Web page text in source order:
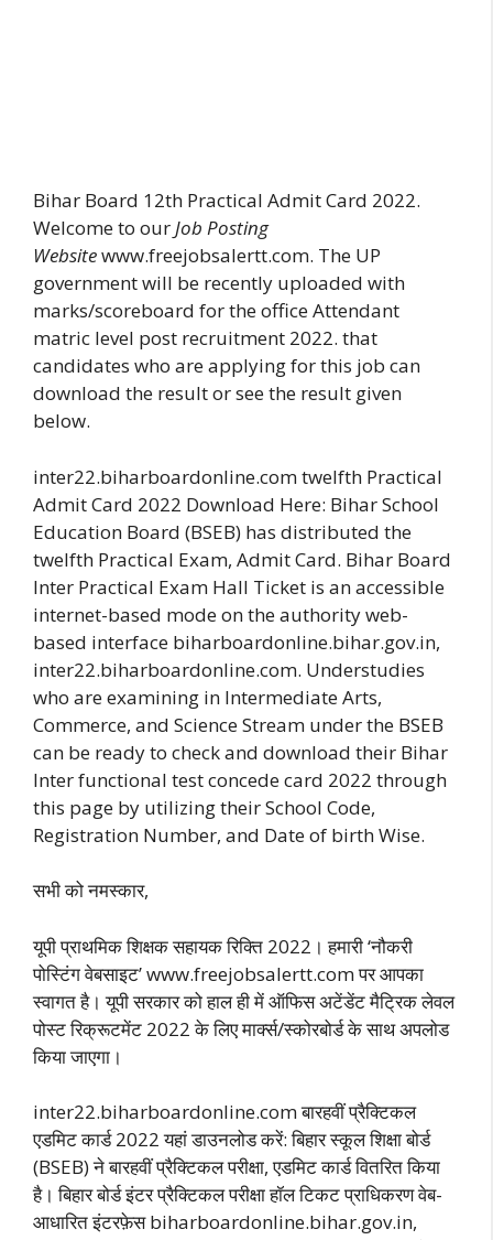
Bihar Board 12th Practical Admit Card 2022.
Welcome to ourJob Posting
Websitewww.freejobsalertt.com. The UP
government will be recently uploaded with
marks/scoreboard for the office Attendant
matric level post recruitment 2022. that
candidates who are applying for this job can
download the result or see the result given
below.
inter22.biharboardonline.com twelfth Practical
Admit Card 2022 Download Here: Bihar School
Education Board (BSEB) has distributed the
twelfth Practical Exam, Admit Card. Bihar Board
Inter Practical Exam Hall Ticket is an accessible
internet-based mode on the authority web-
based interface biharboardonline.bihar.gov.in,
inter22.biharboardonline.com. Understudies
who are examining in Intermediate Arts,
Commerce, and Science Stream under the BSEB
can be ready to check and download their Bihar
Inter functional test concede card 2022 through
this page by utilizing their School Code,
Registration Number, and Date of birth Wise.
सभी को नमस्कार,
यूपी प्राथमिक शिक्षक सहायक रिक्ति 2022। हमारी ‘नौकरी
पोस्टिंग वेबसाइट’ www.freejobsalertt.com पर आपका
स्वागत है। यूपी सरकार को हाल ही में ऑफिस अटेंडेंट मैट्रिक लेवल
पोस्ट रिक्रूटमेंट 2022 के लिए मार्क्स/स्कोरबोर्ड के साथ अपलोड
किया जाएगा।
inter22.biharboardonline.com बारहवीं प्रैक्टिकल
एडमिट कार्ड 2022 यहां डाउनलोड करें: बिहार स्कूल शिक्षा बोर्ड
(BSEB) ने बारहवीं प्रैक्टिकल परीक्षा, एडमिट कार्ड वितरित किया
है। बिहार बोर्ड इंटर प्रैक्टिकल परीक्षा हॉल टिकट प्राधिकरण वेब-
आधारित इंटरफ़ेस biharboardonline.bihar.gov.in,